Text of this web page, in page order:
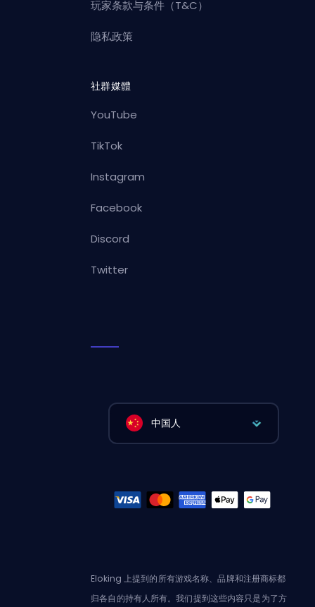
玩家条款与条件（T&C）
隐私政策
社群媒體
YouTube
TikTok
Instagram
Facebook
Discord
Twitter
中国人
Eloking 上提到的所有游戏名称、品牌和注册商标都
归各自的持有人所有。我们提到这些内容只是为了方